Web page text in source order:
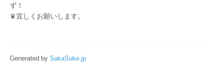
ず！
♛宜しくお願いします。
Generated by SakaSuke.jp